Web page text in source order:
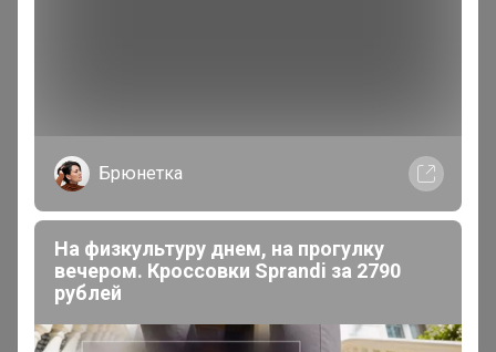
Брюнетка
На физкультуру днем, на прогулку
вечером. Кроссовки Sprandi за 2790
рублей